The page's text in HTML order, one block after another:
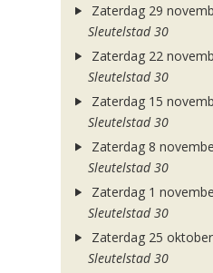
Zaterdag 29
Sleutelstad 30
Zaterdag 22
Sleutelstad 30
Zaterdag 15
Sleutelstad 30
Zaterdag 8
Sleutelstad 30
Zaterdag 1
Sleutelstad 30
Zaterdag 25
Sleutelstad 30